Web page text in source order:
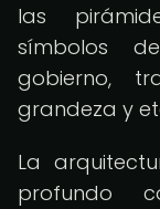
las
símbolos
gobierno,
grandeza y
La
profundo